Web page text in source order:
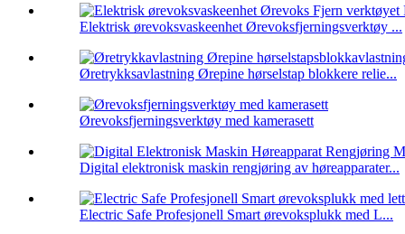
Elektrisk ørevoksvaskeenhet Ørevoksfjerningsverktøy ...
Øretrykksavlastning Ørepine hørselstap blokkere relie...
Ørevoksfjerningsverktøy med kamerasett
Digital elektronisk maskin rengjøring av høreapparater...
Electric Safe Profesjonell Smart ørevoksplukk med L...